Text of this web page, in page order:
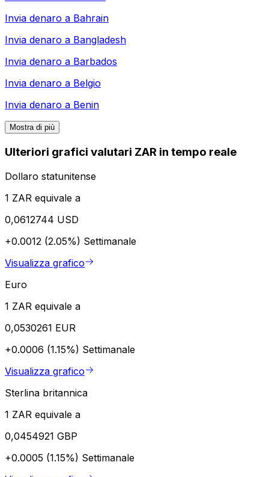
Invia denaro a Bahrain
Invia denaro a Bangladesh
Invia denaro a Barbados
Invia denaro a Belgio
Invia denaro a Benin
Mostra di più
Ulteriori grafici valutari ZAR in tempo reale
Dollaro statunitense
1 ZAR equivale a
0,0612744 USD
+0.0012 (2.05%) Settimanale
Visualizza grafico
Euro
1 ZAR equivale a
0,0530261 EUR
+0.0006 (1.15%) Settimanale
Visualizza grafico
Sterlina britannica
1 ZAR equivale a
0,0454921 GBP
+0.0005 (1.15%) Settimanale